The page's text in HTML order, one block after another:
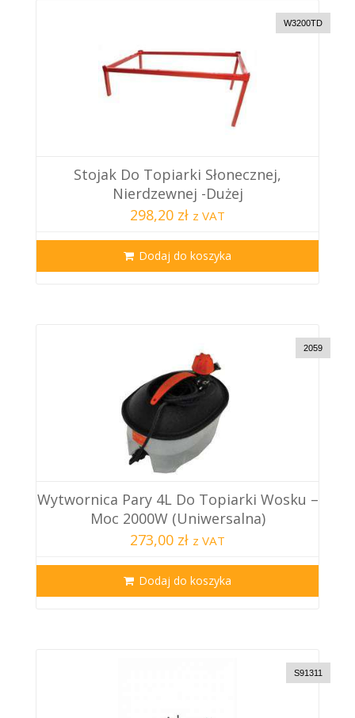
W3200TD
Stojak Do Topiarki Słonecznej,
Nierdzewnej -dużej
298,20 zł z VAT
Dodaj do koszyka
2059
Wytwornica Pary 4L Do Topiarki Wosku –
Moc 2000W (Uniwersalna)
273,00 zł z VAT
Dodaj do koszyka
S91311